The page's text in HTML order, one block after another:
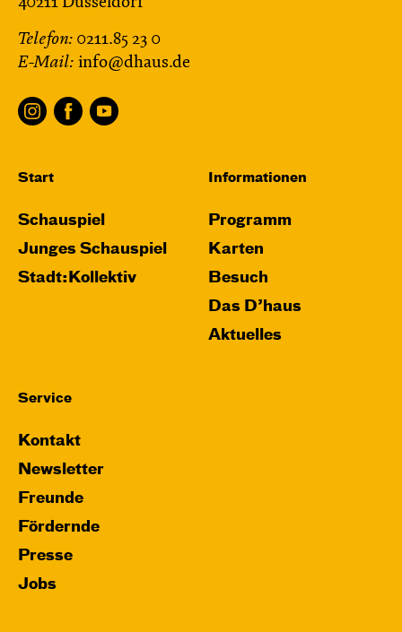
Telefon: 0211.85 23 0
E-Mail: info@dhaus.de
Start
Schauspiel
Junges Schauspiel
Stadt:Kollektiv
Informationen
Programm
Karten
Besuch
Das D’haus
Aktuelles
Service
Kontakt
Newsletter
Freunde
Fördernde
Presse
Jobs